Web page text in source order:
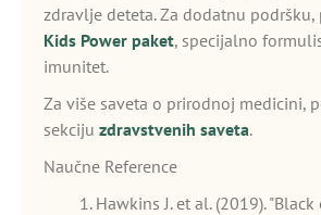
zdravlje deteta. Za dodatnu
Kids Power paket, specijalno
imunitet.
Za više saveta o prirodnoj medicini,
sekciju zdravstvenih saveta.
Naučne Reference
Hawkins J. et al. (2019).